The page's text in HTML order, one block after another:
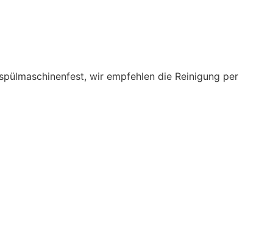
wir empfehlen die Reinigung per